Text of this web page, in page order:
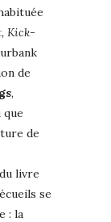
Kick-
de
,
de
livre
se
: la